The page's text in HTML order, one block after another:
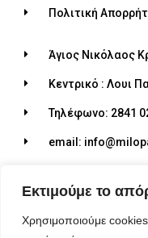
Εκτιμούμε το
Χρησιμοποιούμε cookies
Πολιτική
Άγιος Νικόλαος
Κεντρικό : Λουι
Τηλέφωνο: 2841
email: